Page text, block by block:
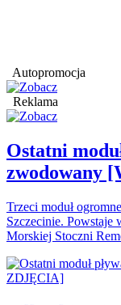
Autopromocja
Reklama
Ostatni
zwodowany
Trzeci moduł
Szczecinie. Powstaje
Morskiej Stoczni